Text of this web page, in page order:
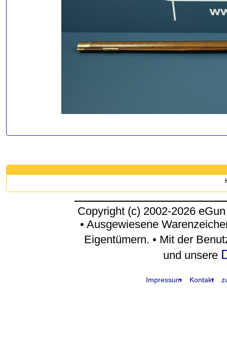
Copyright (c) 2002-2026
• Ausgewiesene
Eigentümern. • Mit der
und unsere
Impressum Kontakt